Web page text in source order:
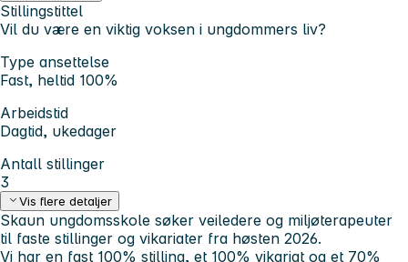
Stillingstittel
Vil du være en viktig voksen i ungdommers liv?
Type ansettelse
Fast, heltid 100%
Arbeidstid
Dagtid, ukedager
Antall stillinger
3
Vis flere detaljer
Skaun ungdomsskole søker veiledere og miljøterapeuter
til faste stillinger og vikariater fra høsten 2026.
Vi har en fast 100% stilling, et 100% vikariat og et 70%